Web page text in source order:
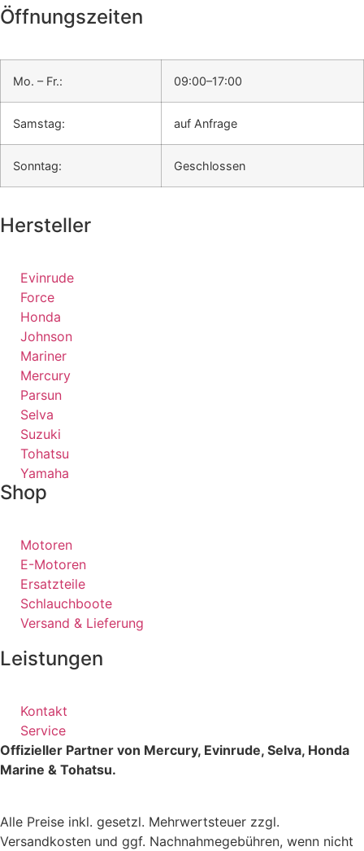
Öffnungszeiten
Mo. – Fr.: 09:00–17:00
Samstag: auf Anfrage
Sonntag: Geschlossen
Hersteller
Evinrude
Force
Honda
Johnson
Mariner
Mercury
Parsun
Selva
Suzuki
Tohatsu
Yamaha
Shop
Motoren
E-Motoren
Ersatzteile
Schlauchboote
Versand & Lieferung
Leistungen
Kontakt
Service
Offizieller Partner von Mercury, Evinrude, Selva, Honda
Marine & Tohatsu.
Alle Preise inkl. gesetzl. Mehrwertsteuer zzgl.
Versandkosten und ggf. Nachnahmegebühren, wenn nicht